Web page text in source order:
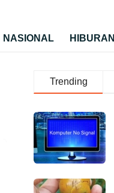
NASIONAL HIBURAN
Trending